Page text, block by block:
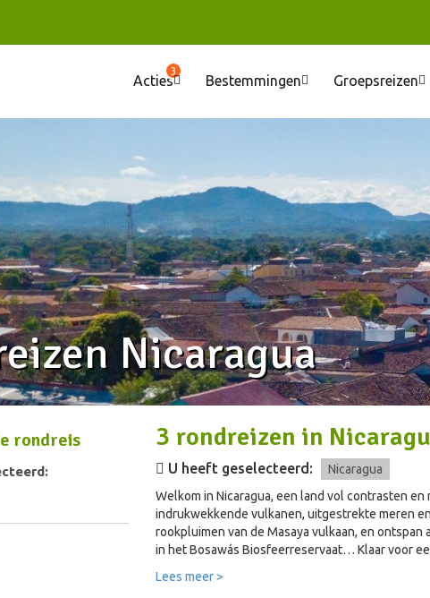
Acties
3
Bestemmingen Groepsreizen
Nicaragua
rondreis 3 rondreizen in
U heeft geselecteerd:
Nicaragua
Welkom in Nicaragua, een land vol contrasten
indrukwekkende vulkanen, uitgestrekte meren
rookpluimen van de Masaya vulkaan, en
in het Bosawás Biosfeerreservaat… Klaar voor
Lees meer >